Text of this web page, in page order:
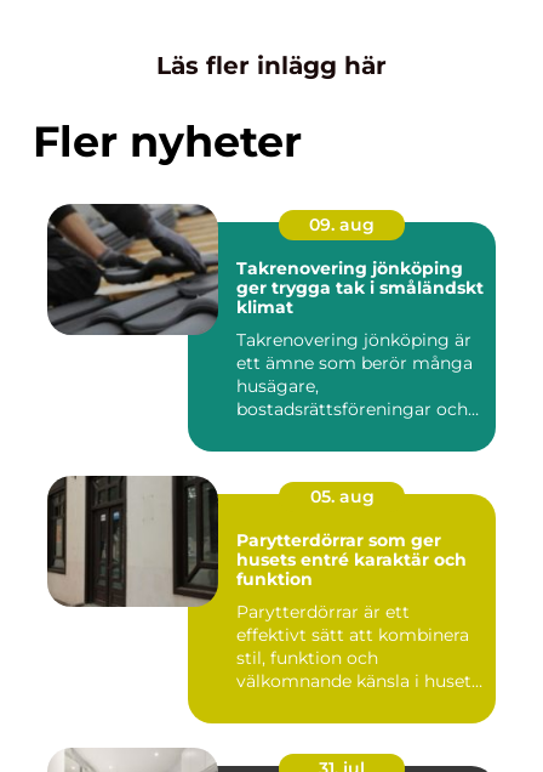
Läs fler inlägg här
Fler nyheter
09. aug
Takrenovering jönköping
ger trygga tak i småländskt
klimat
Takrenovering jönköping är
ett ämne som berör många
husägare,
bostadsrättsföreningar och
05. aug
Parytterdörrar som ger
husets entré karaktär och
funktion
Parytterdörrar är ett
effektivt sätt att kombinera
stil, funktion och
välkomnande känsla i husets